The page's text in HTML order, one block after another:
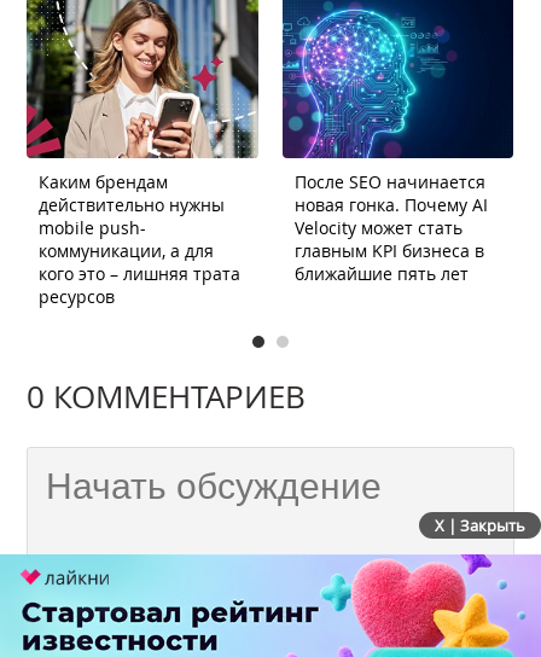
Каким брендам
действительно нужны
mobile push-
коммуникации, а для
кого это – лишняя трата
ресурсов
После SEO начинается
новая гонка. Почему AI
Velocity может стать
главным KPI бизнеса в
ближайшие пять лет
0 КОММЕНТАРИЕВ
X | Закрыть